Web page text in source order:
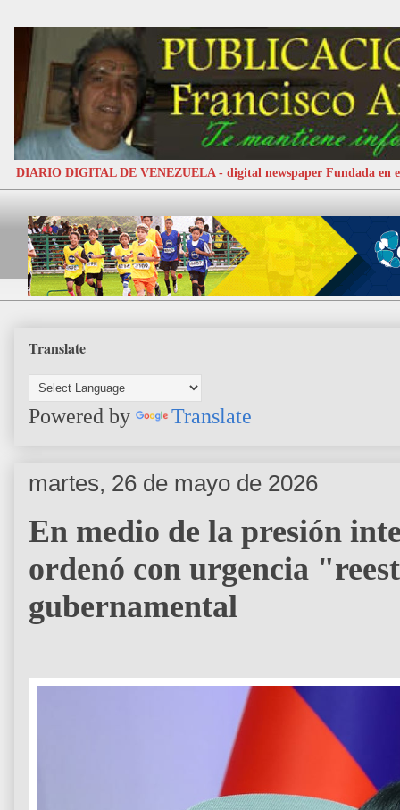
DIARIO DIGITAL DE VENEZUELA - digital newspaper Fundada en
Translate
Powered by Translate
martes, 26 de mayo de 2026
En medio de la presión
ordenó con urgencia
gubernamental